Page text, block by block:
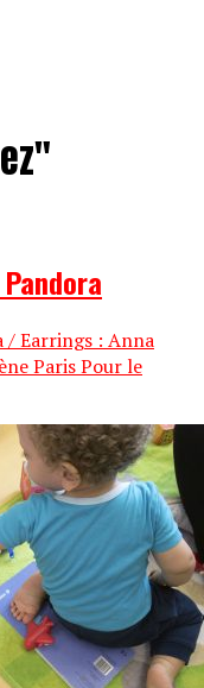
/ Earrings : Anna
Paris Pour le